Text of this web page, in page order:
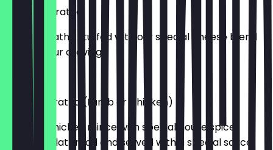
Cheesy Paratha
Lacha paratha stuffed with our special cheese blend
to fulfill your craving
Keema Paratha (Lamb or Chicken)
Lamb or chicken mince with special house spices
stuffed in flatbread and served with a special sauce